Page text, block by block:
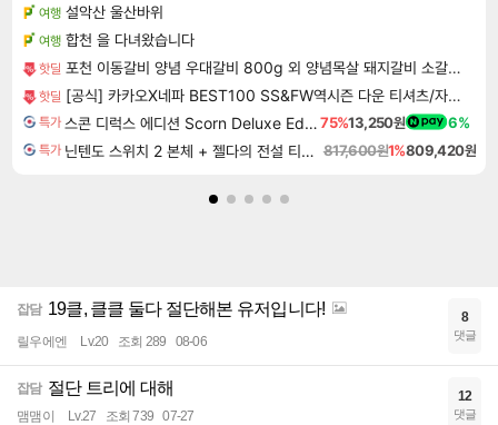
여행 설악산 울산바위
여행 합천 을 다녀왔습니다
핫딜 포천 이동갈비 양념 우대갈비 800g 외 양념목살 돼지갈비 소갈비 모음전
핫딜 [공식] 카카오X네파 BEST100 SS&FW역시즌 다운 티셔츠/자켓/운동화/바지 (~90%)
특가 스콘 디럭스 에디션 Scorn Deluxe Edition75%13,250원 6%
특가 닌텐도 스위치 2 본체 + 젤다의 전설 티어스 오브 더 킹덤 닌텐도 스위치 2 에디션 + 젤다의 전설 브레스 오브 더 와일드 닌텐도 스위치 2 에디션 번들 817,600원1%809,420원
잡담 19클, 클클 둘다 절단해본 유저입니다!
릴우에엔 Lv.20 조회 289 08-06
8
댓글
잡담 절단 트리에 대해
맴맴이 Lv.27 조회 739 07-27
12
댓글